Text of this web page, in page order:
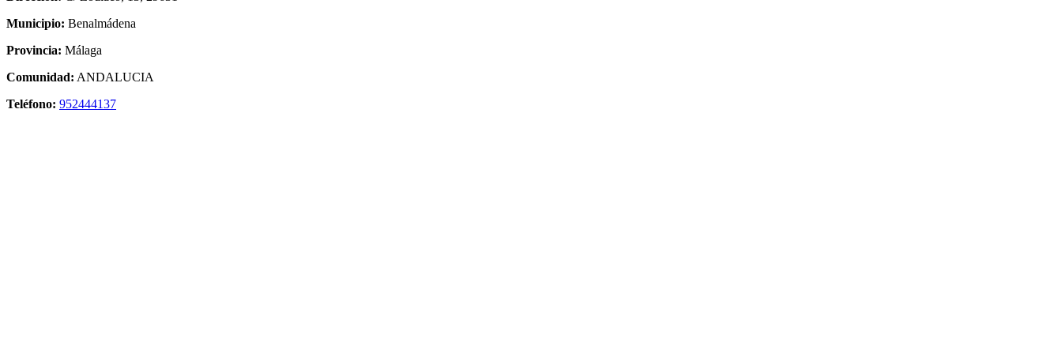
Municipio: Benalmádena
Provincia: Málaga
Comunidad: ANDALUCIA
Teléfono: 952444137